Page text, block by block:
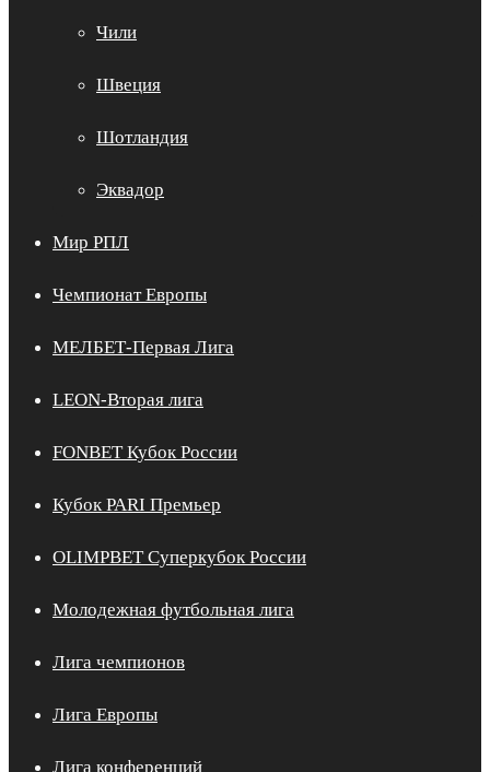
Чили
Швеция
Шотландия
Эквадор
Мир РПЛ
Чемпионат Европы
МЕЛБЕТ-Первая Лига
LEON-Вторая лига
FONBET Кубок России
Кубок PARI Премьер
OLIMPBET Суперкубок России
Молодежная футбольная лига
Лига чемпионов
Лига Европы
Лига конференций